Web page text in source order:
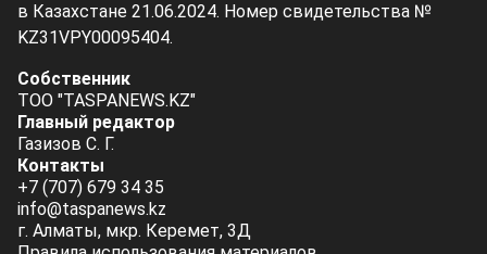
в Казахстане 21.06.2024. Номер свидетельства №
KZ31VPY00095404.
Собственник
ТОО "TASPANEWS.KZ"
Главный редактор
Газизов С. Г.
Контакты
+7 (707) 679 34 35
info@taspanews.kz
г. Алматы, мкр. Керемет, 3Д